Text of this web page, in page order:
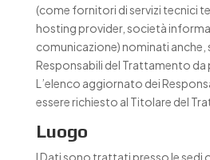
(come fornitori di servizi tecnici
hosting provider, società
comunicazione) nominati anche,
Responsabili del Trattamento da
L’elenco aggiornato dei
essere richiesto al Titolare del
Luogo